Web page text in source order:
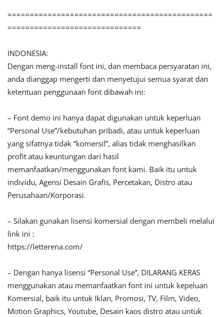
==============================================
==============================
INDONESIA:
Dengan meng-install font ini, dan membaca persyaratan ini,
anda dianggap mengerti dan menyetujui semua syarat dan
ketentuan penggunaan font dibawah ini:
– Font demo ini hanya dapat digunakan untuk keperluan
“Personal Use”/kebutuhan pribadi, atau untuk keperluan
yang sifatnya tidak “komersil”, alias tidak menghasilkan
profit atau keuntungan dari hasil
memanfaatkan/menggunakan font kami. Baik itu untuk
individu, Agensi Desain Grafis, Percetakan, Distro atau
Perusahaan/Korporasi.
– Silakan gunakan lisensi komersial dengan membeli melalui
link ini :
https://letterena.com/
– Dengan hanya lisensi “Personal Use”, DILARANG KERAS
menggunakan atau memanfaatkan font ini untuk kepeluan
Komersial, baik itu untuk Iklan, Promosi, TV, Film, Video,
Motion Graphics, Youtube, Desain kaos distro atau untuk